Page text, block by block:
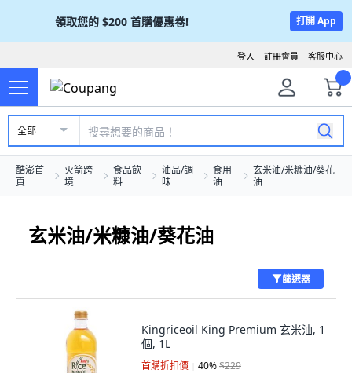
領取您的 $200 首購優惠卷! 打開 App
客服中心
註冊會員
登入
全部
酷澎首
頁
火箭跨
境
食品飲
料
油品/調
味
食用
油
玄米油/米糠油/葵花
油
玄米油/米糠油/葵花油
篩選器
Kingriceoil King Premium 玄米油, 1
個, 1L
首購折扣價 40%$229